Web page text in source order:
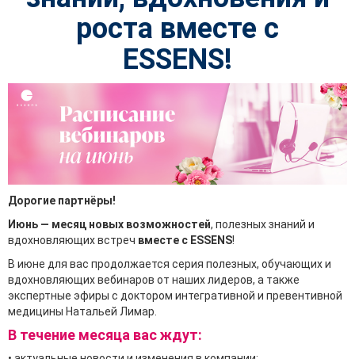
роста вместе с
ESSENS!
Дорогие партнёры!
Июнь — месяц новых возможностей, полезных знаний и
вдохновляющих встреч вместе с ESSENS!
В июне для вас продолжается серия полезных, обучающих и
вдохновляющих вебинаров от наших лидеров, а также
экспертные эфиры с доктором интегративной и превентивной
медицины Натальей Лимар.
В течение месяца вас ждут: